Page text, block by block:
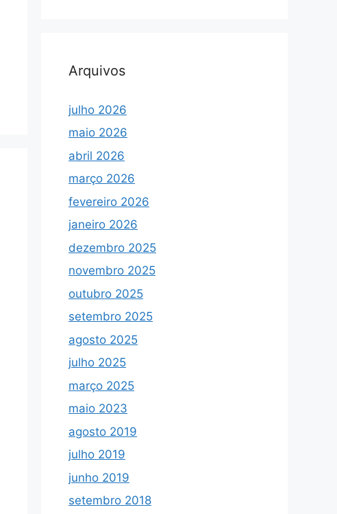
Arquivos
julho 2026
maio 2026
abril 2026
março 2026
fevereiro 2026
janeiro 2026
dezembro 2025
novembro 2025
outubro 2025
setembro 2025
agosto 2025
julho 2025
março 2025
maio 2023
agosto 2019
julho 2019
junho 2019
setembro 2018